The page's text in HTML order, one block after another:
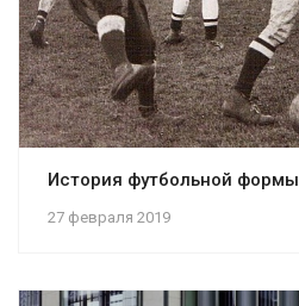
27 февраля 2019
История футбольной формы